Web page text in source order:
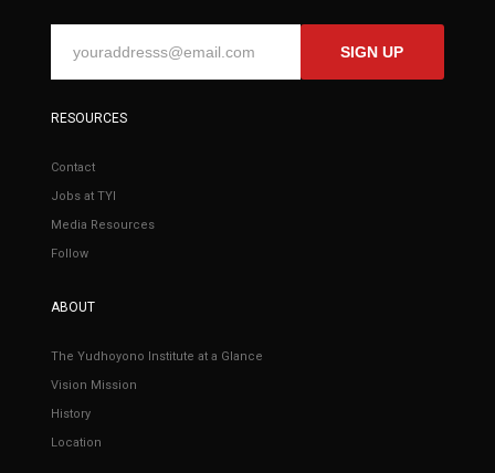
SIGN UP
RESOURCES
Contact
Jobs at TYI
Media Resources
Follow
ABOUT
The Yudhoyono Institute at a Glance
Vision Mission
History
Location